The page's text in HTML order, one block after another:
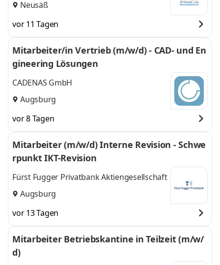
Neusäß
vor 11 Tagen
Mitarbeiter/in Vertrieb (m/w/d) - CAD- und En
gineering Lösungen
CADENAS GmbH
Augsburg
vor 8 Tagen
Mitarbeiter (m/w/d) Interne Revision - Schwe
rpunkt IKT-Revision
Fürst Fugger Privatbank Aktiengesellschaft
Augsburg
vor 13 Tagen
Mitarbeiter Betriebskantine in Teilzeit (m/w/
d)